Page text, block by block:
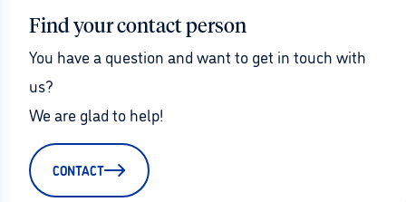
Find your contact person
You have a question and want to get in touch with
us?
We are glad to help!
CONTACT